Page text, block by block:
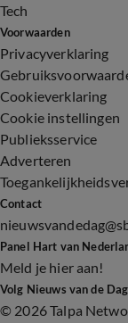
Tech
Voorwaarden
Privacyverklaring
Cookieverklaring
Cookie instellingen
Publieksservice
Adverteren
Contact
Panel Hart van
Meld je hier aan!
Volg Nieuws van de Dag
© 2026 Talpa